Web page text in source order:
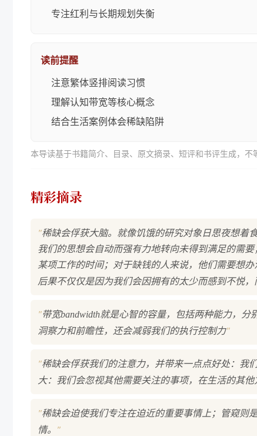
专注红利与长期规划失衡
读前提醒
注意繁体竖排阅读习惯
理解认知带宽等核心概念
结合生活案例体会稀缺陷阱
本导读基于书籍简介、目录、原文摘录、短评和书评生成，不
精彩摘录
"稀缺会俘获大脑。就像饥饿的研究对象日思夜想着
我们的思想会自动而强有力地转向未得到满足的需
某项工作的时间；对于缺钱的人来说，他们需要想
后果不仅仅是因为我们会因拥有的太少而感到不悦
"带宽bandwidth就是心智的容量，包括两种能力，
洞察力和前瞻性，还会减弱我们的执行控制力"
"稀缺会俘获我们的注意力，并带来一点点好处：我
大：我们会忽视其他需要关注的事项，在生活的其他
"稀缺会迫使我们专注在迫近的重要事情上；管窥则
情。
"